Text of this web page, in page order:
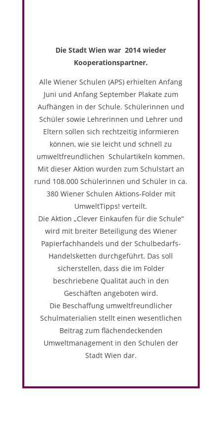
Die Stadt Wien war 2014 wieder
Kooperationspartner.
Alle Wiener Schulen (APS) erhielten Anfang
Juni und Anfang September Plakate zum
Aufhängen in der Schule. Schülerinnen und
Schüler sowie Lehrerinnen und Lehrer und
Eltern sollen sich rechtzeitig informieren
können, wie sie leicht und schnell zu
umweltfreundlichen Schulartikeln kommen.
Mit dieser Aktion wurden zum Schulstart an
rund 108.000 Schülerinnen und Schüler in ca.
380 Wiener Schulen Aktions-Folder mit
UmweltTipps!verteilt.
Die Aktion „Clever Einkaufen für die Schule“
wird mit breiter Beteiligung des Wiener
Papierfachhandels und der Schulbedarfs-
Handelsketten durchgeführt. Das soll
sicherstellen, dass die im Folder
beschriebene Qualität auch in den
Geschäften angeboten wird.
Die Beschaffung umweltfreundlicher
Schulmaterialien stellt einen wesentlichen
Beitrag zum flächendeckenden
Umweltmanagement in den Schulen der
Stadt Wien dar.